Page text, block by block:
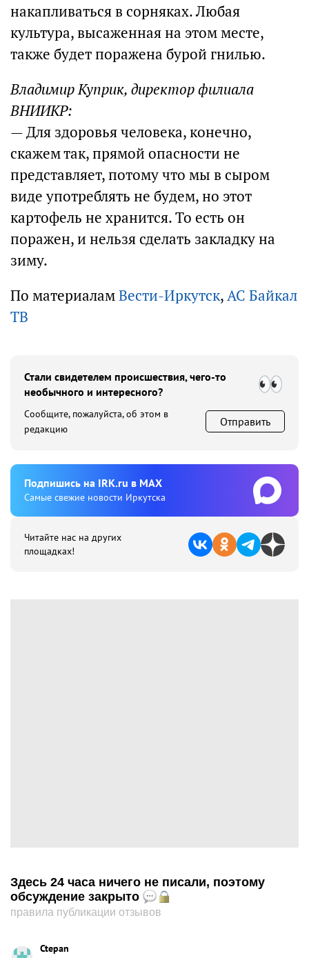
накапливаться в сорняках. Любая
культура, высаженная на этом месте,
также будет поражена бурой гнилью.
Владимир Куприк, директор филиала
ВНИИКР:
— Для здоровья человека, конечно,
скажем так, прямой опасности не
представляет, потому что мы в сыром
виде употреблять не будем, но этот
картофель не хранится. То есть он
поражен, и нельзя сделать закладку на
зиму.
По материаламВести-Иркутск,АС Байкал
ТВ
Стали свидетелем происшествия, чего-то
необычного и интересного?
Сообщите, пожалуйста, об этом в
редакцию
Отправить
Подпишиcь на IRK.ru в MAX
Cамые свежие новости Иркутска
Читайте нас на других
площадках!
Здесь 24 часа ничего не писали, поэтому
обсуждение закрыто
правила публикации отзывов
Ctepan